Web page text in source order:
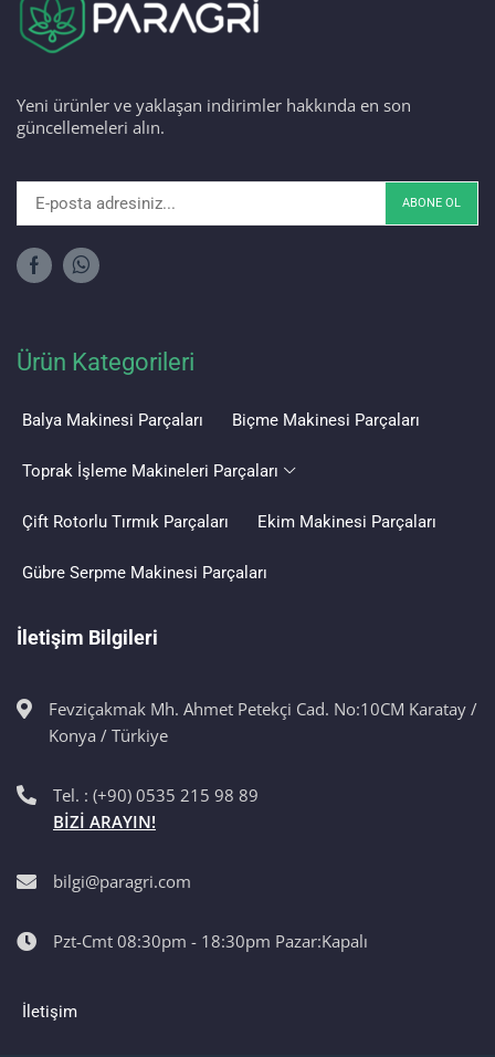
Yeni ürünler ve yaklaşan indirimler hakkında en son
güncellemeleri alın.
Ürün Kategorileri
Balya Makinesi Parçaları Biçme Makinesi Parçaları
Toprak İşleme Makineleri Parçaları
Çift Rotorlu Tırmık Parçaları Ekim Makinesi Parçaları
Gübre Serpme Makinesi Parçaları
İletişim Bilgileri
Fevziçakmak Mh. Ahmet Petekçi Cad. No:10CM Karatay /
Konya / Türkiye
Tel. : (+90) 0535 215 98 89
BİZİ ARAYIN!
bilgi@paragri.com
Pzt-Cmt 08:30pm - 18:30pm Pazar:Kapalı
İletişim